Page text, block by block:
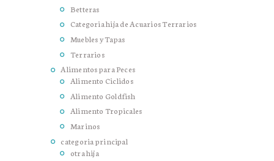
Betteras
Categoria hija de Acuarios Terrarios
Muebles y Tapas
Terrarios
Alimentos para Peces
Alimento Ciclidos
Alimento Goldfish
Alimento Tropicales
Marinos
categoria principal
otra hija